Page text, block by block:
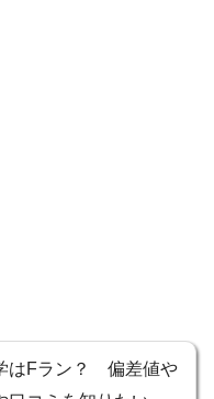
はFラン？ 偏差値や